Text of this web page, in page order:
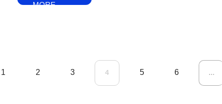
MORE
1 2 3 4 5 6 ...